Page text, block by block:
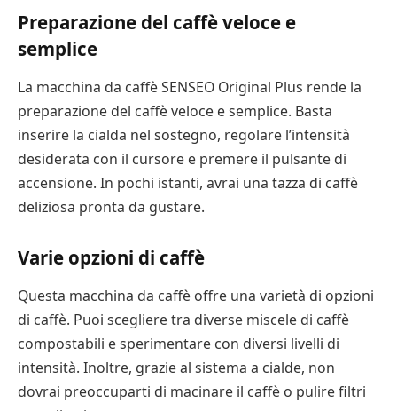
Preparazione del caffè veloce e
semplice
La macchina da caffè SENSEO Original Plus rende la
preparazione del caffè veloce e semplice. Basta
inserire la cialda nel sostegno, regolare l’intensità
desiderata con il cursore e premere il pulsante di
accensione. In pochi istanti, avrai una tazza di caffè
deliziosa pronta da gustare.
Varie opzioni di caffè
Questa macchina da caffè offre una varietà di opzioni
di caffè. Puoi scegliere tra diverse miscele di caffè
compostabili e sperimentare con diversi livelli di
intensità. Inoltre, grazie al sistema a cialde, non
dovrai preoccuparti di macinare il caffè o pulire filtri